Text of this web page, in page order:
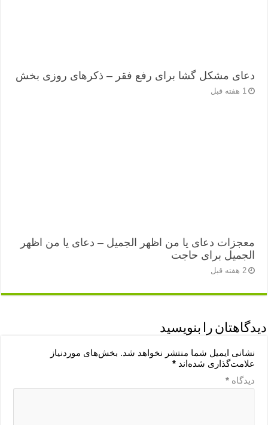
دعای مشکل گشا برای رفع فقر – ذکرهای روزی‌ بخش
1 هفته قبل
معجزات دعای یا من اظهر الجمیل – دعای یا من اظهر
الجمیل برای حاجت
2 هفته قبل
دیدگاهتان را بنویسید
نشانی ایمیل شما منتشر نخواهد شد. بخش‌های موردنیاز
علامت‌گذاری شده‌اند*
دیدگاه*